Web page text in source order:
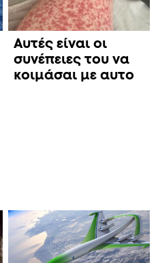
Αυτές είναι οι
συνέπειες του να
κοιμάσαι με αυτο